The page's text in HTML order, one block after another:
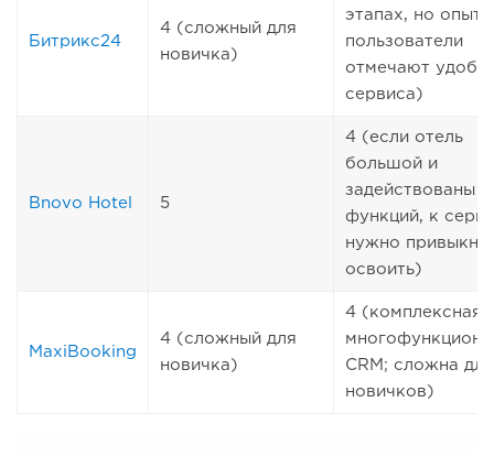
Битрикс24
4 (сложный для
новичка)
этапах, но
пользователи
отмечают
сервиса)
Bnovo Hotel 5
4 (если отель
большой и
задействованы
функций, к
нужно
освоить)
MaxiBooking
4 (сложный для
новичка)
4 (комплексная
CRM; сложна для
новичков)